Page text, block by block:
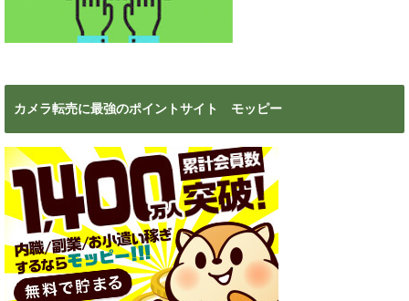
カメラ転売に最強のポイントサイト モッピー